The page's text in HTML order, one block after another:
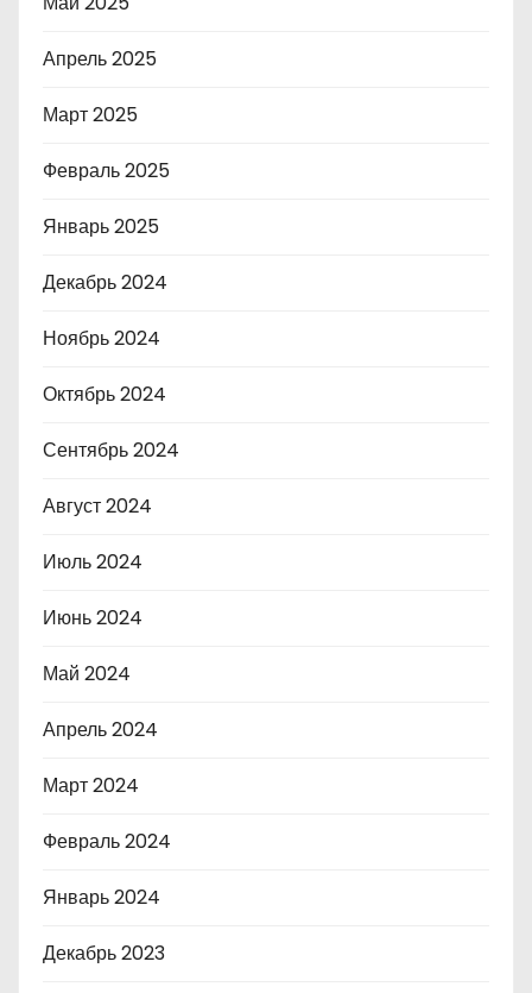
Апрель 2025
Март 2025
Февраль 2025
Январь 2025
Декабрь 2024
Ноябрь 2024
Октябрь 2024
Сентябрь 2024
Август 2024
Июль 2024
Июнь 2024
Май 2024
Апрель 2024
Март 2024
Февраль 2024
Январь 2024
Декабрь 2023